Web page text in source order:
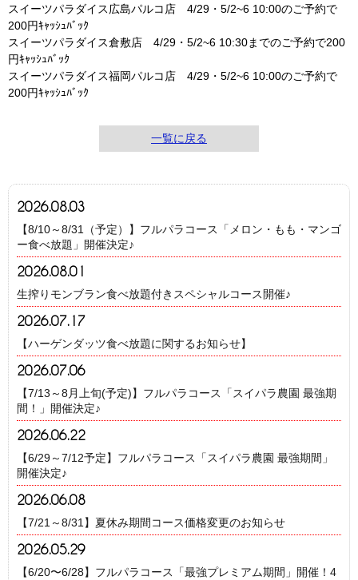
2026.08.03
【8/10～8/31（予定）】フルパラコース「メロン・もも・マンゴ
ー食べ放題」開催決定♪
2026.08.01
生搾りモンブラン食べ放題付きスペシャルコース開催♪
2026.07.17
【ハーゲンダッツ食べ放題に関するお知らせ】
2026.07.06
【7/13～8月上旬(予定)】フルパラコース「スイパラ農園 最強期
間！」開催決定♪
2026.06.22
【6/29～7/12予定】フルパラコース「スイパラ農園 最強期間」
開催決定♪
2026.06.08
【7/21～8/31】夏休み期間コース価格変更のお知らせ
2026.05.29
【6/20〜6/28】フルパラコース「最強プレミアム期間」開催！4
スイーツパラダイス広島パルコ店 4/29・5/2~6 10:00のご予約で
200円ｷｬｯｼｭﾊﾞｯｸ
スイーツパラダイス倉敷店 4/29・5/2~6 10:30までのご予約で200
円ｷｬｯｼｭﾊﾞｯｸ
スイーツパラダイス福岡パルコ店 4/29・5/2~6 10:00のご予約で
200円ｷｬｯｼｭﾊﾞｯｸ
一覧に戻る